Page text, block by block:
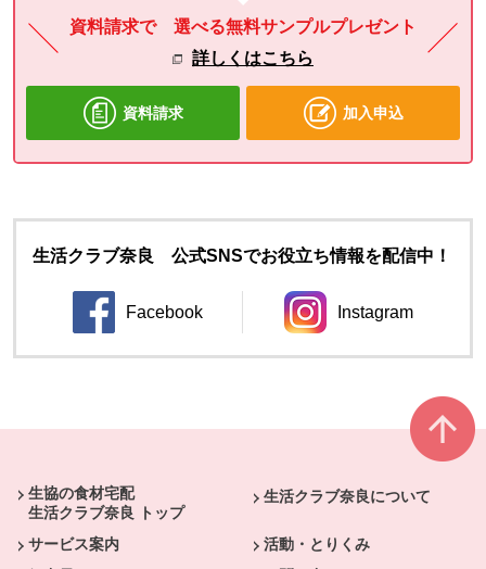
資料請求で 選べる無料サンプルプレゼント
詳しくはこちら
資料請求 加入申込
生活クラブ奈良 公式SNSでお役立ち情報を配信中！
Facebook
別のウィンドウで開きます。
Instagram
別のウィンドウ
生協の食材宅配
生活クラブ奈良 トップ
生活クラブ奈良について
サービス案内
活動・とりくみ